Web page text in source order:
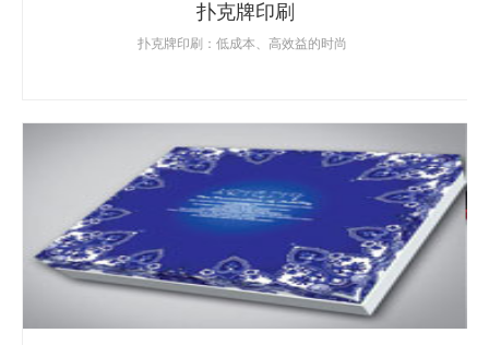
扑克牌印刷
扑克牌印刷：低成本、高效益的时尚